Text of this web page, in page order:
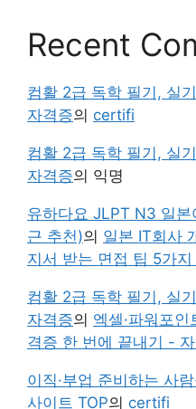
Recent
컴활 2급 독학 필기, 실
자격증의 certifi
컴활 2급 독학 필기, 실
자격증의 익명
유하다요 JLPT N3 일본
근 추천)의 일본 IT회사
지서 받는 면접 팁 5가
컴활 2급 독학 필기, 실
자격증의 엑셀·파워포
격증 한 번에 끝내기 -
이직·부업 준비하는 사
사이트 TOP의 certifi